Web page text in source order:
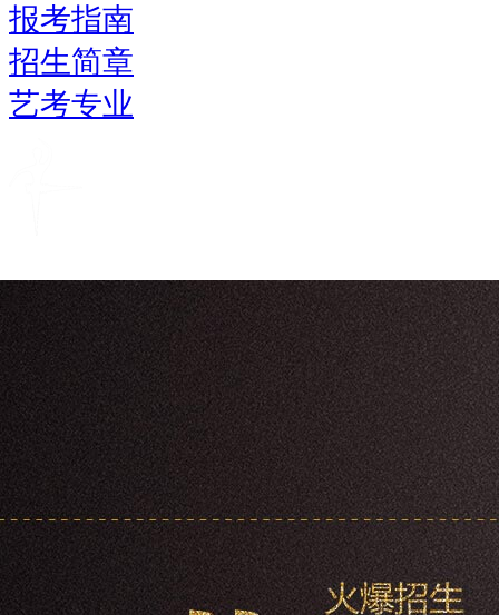
报考指南
招生简章
艺考专业